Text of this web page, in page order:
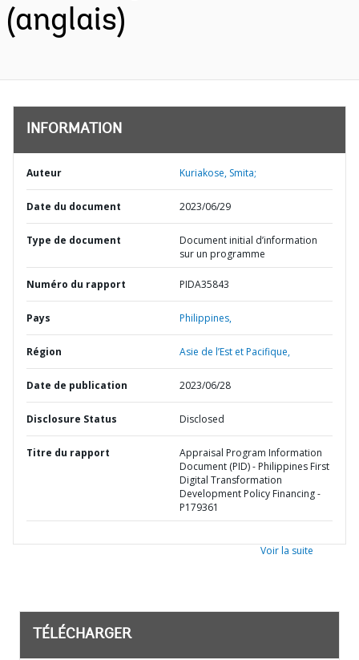
(anglais)
INFORMATION
Auteur Kuriakose, Smita;
Date du document 2023/06/29
Type de document
Document initial d’information
sur un programme
Numéro du rapport PIDA35843
Pays Philippines,
Région Asie de l’Est et Pacifique,
Date de publication 2023/06/28
Disclosure Status Disclosed
Titre du rapport
Appraisal Program Information
Document (PID) - Philippines First
Digital Transformation
Development Policy Financing -
P179361
Voir la suite
TÉLÉCHARGER